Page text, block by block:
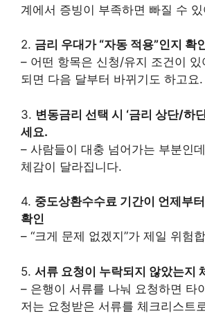
계에서 증빙이 부족하면 빠질 수
2. 금리 우대가 “자동 적용”인지 확
– 어떤 항목은 신청/유지 조건이
되면 다음 달부터 바뀌기도 하고요.
3. 변동금리 선택 시 ‘금리 상단/하
세요.
– 사람들이 대충 넘어가는 부분인
체감이 달라집니다.
4. 중도상환수수료 기간이 언제부
확인
– “크게 문제 없겠지”가 제일 위험
5. 서류 요청이 누락되지 않았는지
– 은행이 서류를 나눠 요청하면 타
저는 요청받은 서류를 체크리스트